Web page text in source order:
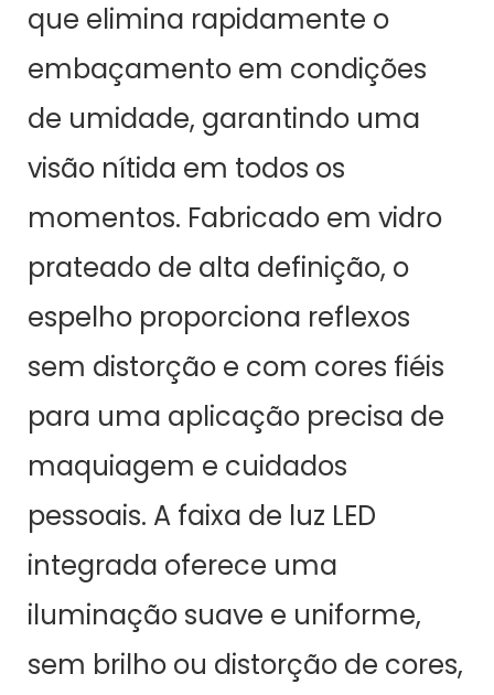
que elimina rapidamente o
embaçamento em condições
de umidade, garantindo uma
visão nítida em todos os
momentos. Fabricado em vidro
prateado de alta definição, o
espelho proporciona reflexos
sem distorção e com cores fiéis
para uma aplicação precisa de
maquiagem e cuidados
pessoais. A faixa de luz LED
integrada oferece uma
iluminação suave e uniforme,
sem brilho ou distorção de cores,